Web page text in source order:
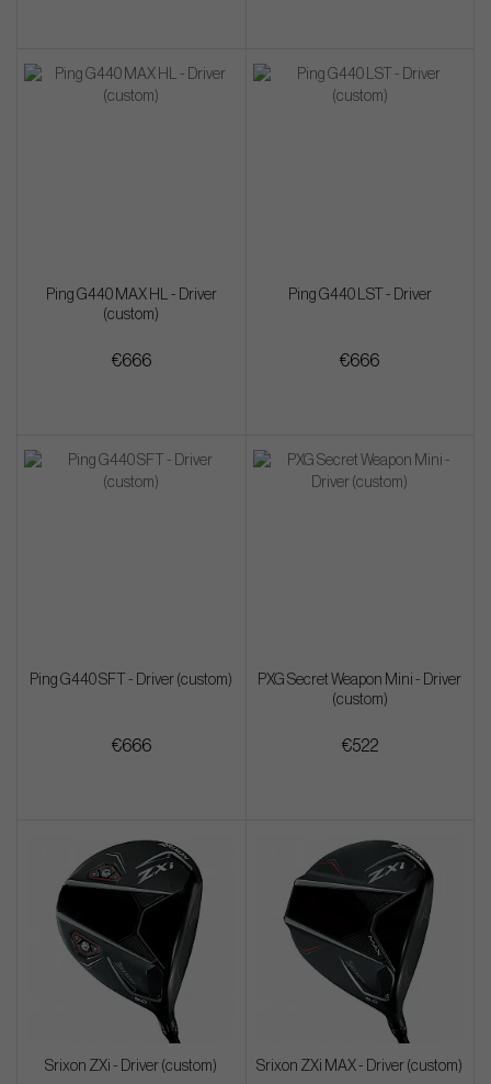
Ping G440 MAX HL - Driver
(custom)
€666
Ping G440 LST - Driver
€666
Ping G440 SFT - Driver (custom)
€666
PXG Secret Weapon Mini - Driver
(custom)
€522
Srixon ZXi - Driver (custom) Srixon ZXi MAX - Driver (custom)